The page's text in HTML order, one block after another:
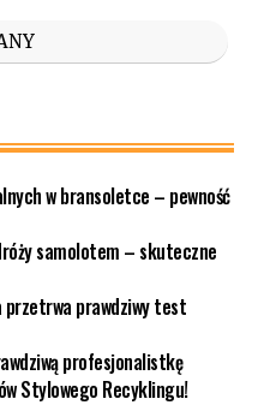
w bransoletce – pewność
samolotem – skuteczne
prawdziwy test
profesjonalistkę
Stylowego Recyklingu!